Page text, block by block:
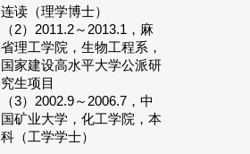
连读（理学博士）
（2）2011.2～ 2013.1，麻
省理工学院，生物工程系，
国家建设高水平大学公派研
究生项目
（3）2002.9～ 2006.7，中
国矿业大学，化工学院，本
科（工学学士）